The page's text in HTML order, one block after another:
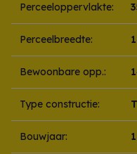
Perceeloppervlakte:
Perceelbreedte:
Bewoonbare opp.:
Type constructie:
Bouwjaar: